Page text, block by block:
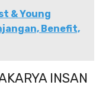
& Young
Benefit,
INSAN